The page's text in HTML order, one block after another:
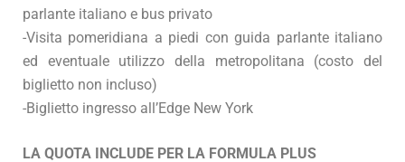
parlante italiano e bus privato
-Visita pomeridiana a piedi con guida parlante italiano
ed eventuale utilizzo della metropolitana (costo del
biglietto non incluso)
-Biglietto ingresso all’Edge New York
LA QUOTA INCLUDE PER LA FORMULA PLUS